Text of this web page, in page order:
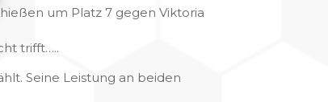
um Platz 7 gegen Viktoria
trifft…..
Seine Leistung an beiden